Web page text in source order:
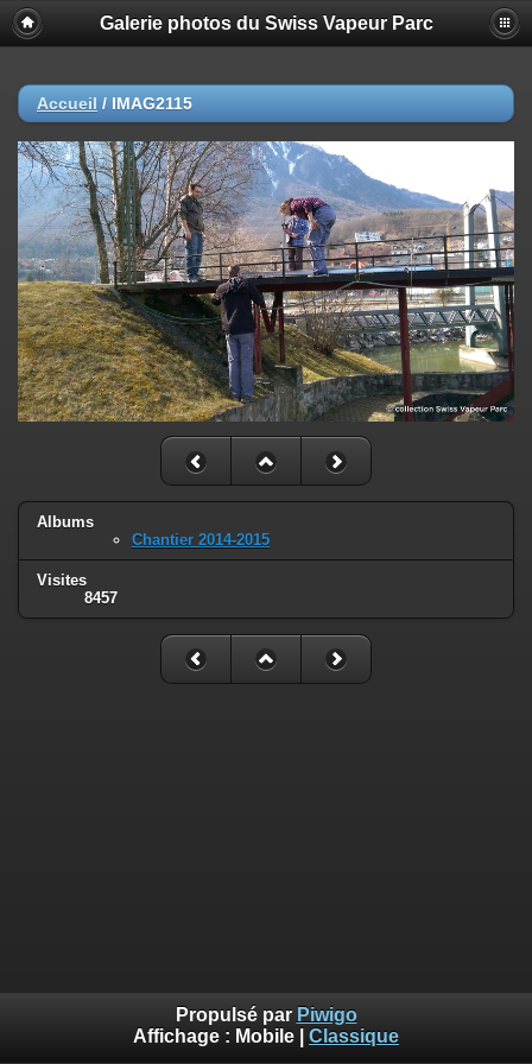
Galerie photos du Swiss Vapeur Parc
Accueil / IMAG2115
Albums
Chantier 2014-2015
Visites
8457
Propulsé par Piwigo
Affichage : Mobile Classique